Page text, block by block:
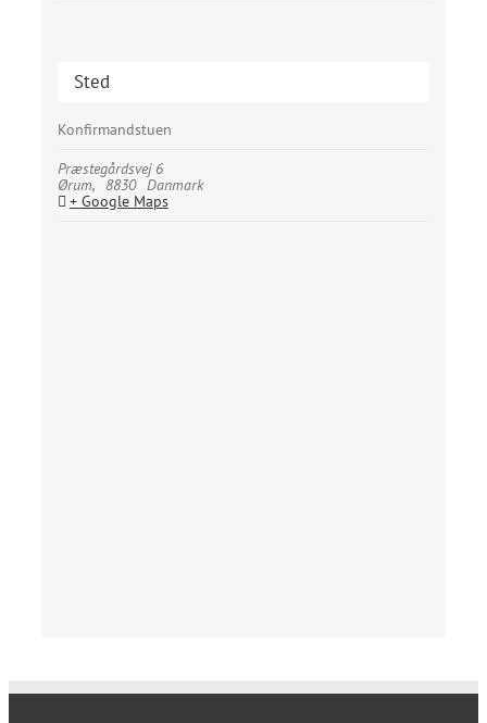
Sted
Konfirmandstuen
Præstegårdsvej 6
Ørum, 8830 Danmark
+ Google Maps